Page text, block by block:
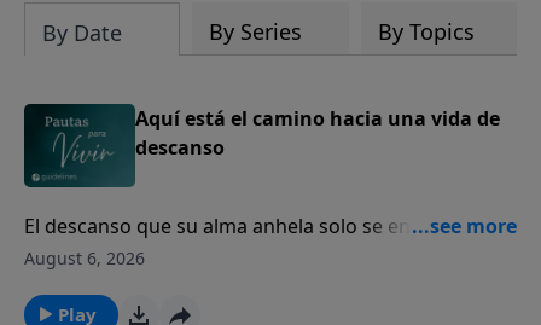
By Date By Series By Topics
Aquí está el camino hacia una vida de
descanso
El descanso que su alma anhela solo se encuentra en
Dios.
August 6, 2026
Play